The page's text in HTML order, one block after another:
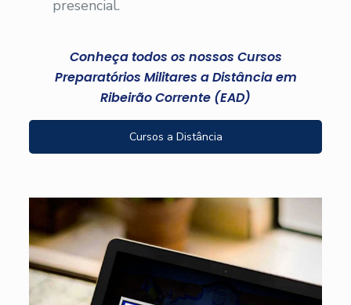
presencial.
Conheça todos os nossos Cursos
Preparatórios Militares a Distância em
Ribeirão Corrente (EAD)
Cursos a Distância